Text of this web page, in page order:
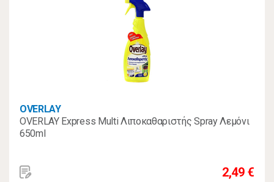
OVERLAY
OVERLAY Express Multi Λιποκαθαριστής Spray Λεμόνι
650ml
2,49 €